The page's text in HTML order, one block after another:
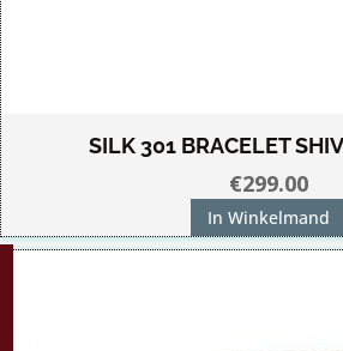
SILK 301 BRACELET
€299.00
In Winkelmand